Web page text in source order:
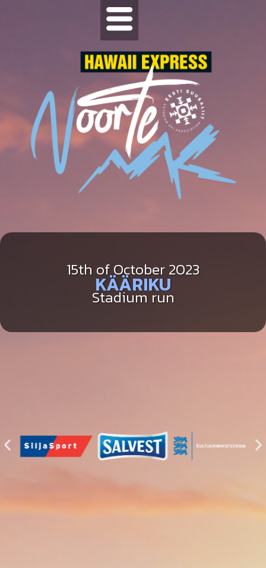
15th of October 2023
KÄÄRIKU
Stadium run